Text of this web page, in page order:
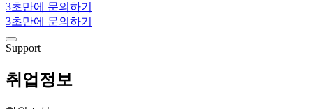
3초만에 문의하기
3초만에 문의하기
Support
취업정보